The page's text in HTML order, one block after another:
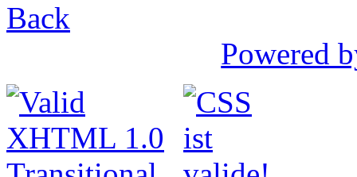
Back
Powered